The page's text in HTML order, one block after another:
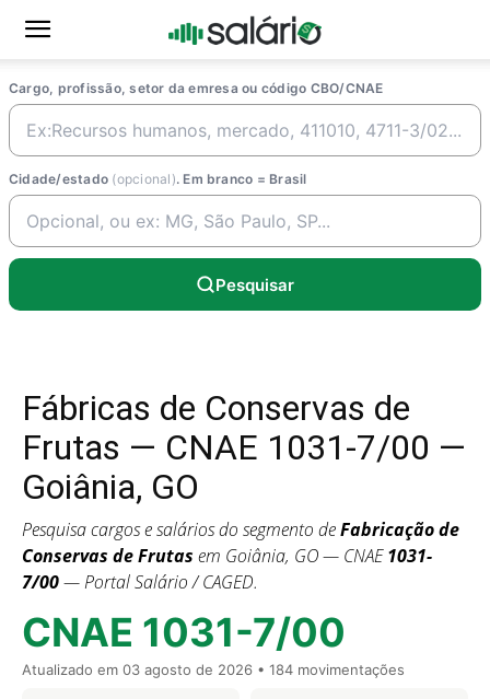
Cargo, profissão, setor da emresa ou código CBO/CNAE
Cidade/estado (opcional). Em branco = Brasil
Pesquisar
Fábricas de Conservas de
Frutas — CNAE 1031-7/00 —
Goiânia, GO
Pesquisa cargos e salários do segmento deFabricação de
Conservas de Frutas em Goiânia, GO — CNAE1031-
7/00— Portal Salário / CAGED.
CNAE 1031-7/00
Atualizado em 03 agosto de 2026 • 184 movimentações